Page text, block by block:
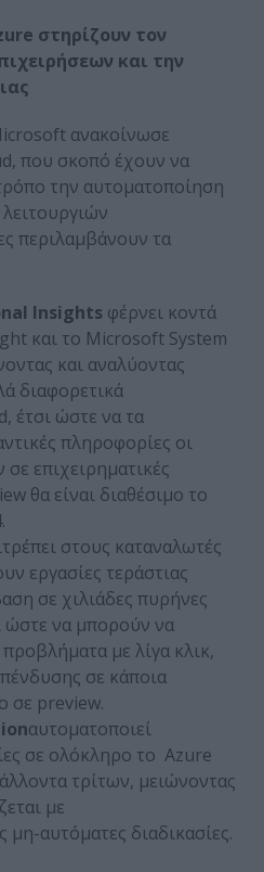
στηρίζουν τον
και την
ανακοίνωσε
που σκοπό έχουν να
την αυτοματοποίηση
περιλαμβάνουν τα
Insights φέρνει κοντά
και το Microsoft System
και αναλύοντας
διαφορετικά
έτσι ώστε να τα
πληροφορίες οι
επιχειρηματικές
θα είναι διαθέσιμο το
στους καταναλωτές
εργασίες τεράστιας
σε χιλιάδες πυρήνες
ώστε να μπορούν να
με λίγα κλικ,
σε κάποια
σε preview.
αυτοματοποιεί
σε ολόκληρο το Azure
τρίτων, μειώνοντας
με
αυτόματες διαδικασίες.